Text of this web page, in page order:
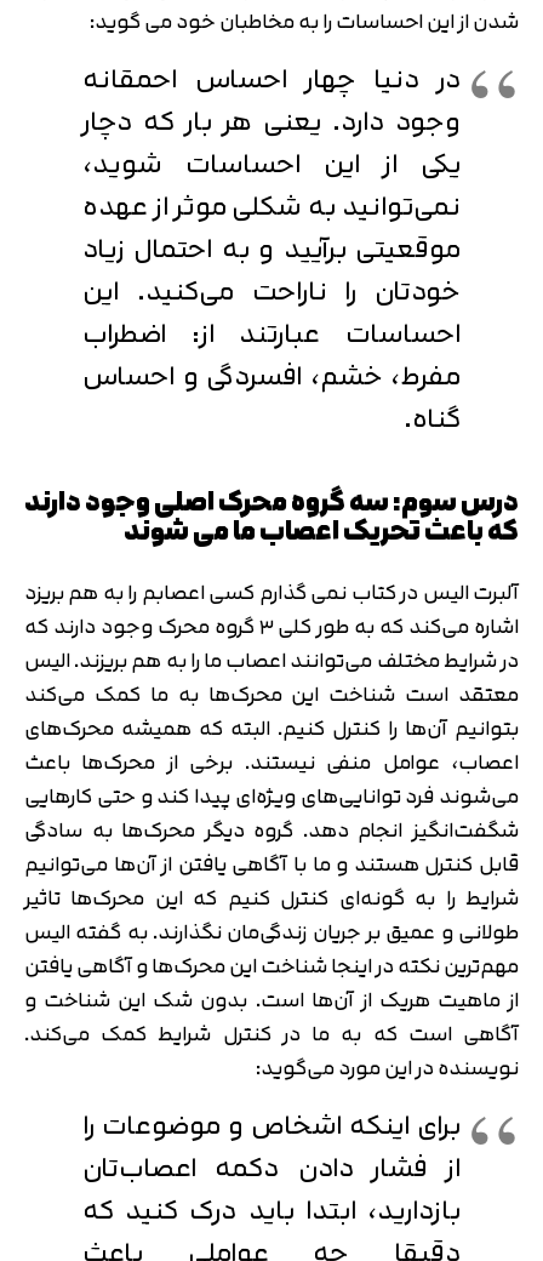
شدن از این احساسات را به مخاطبان خود می گوید:
در دنیا چهار احساس احمقانه
وجود دارد. یعنی هر بار که دچار
یکی از این احساسات شوید،
نمی‌توانید به شکلی موثر از عهده
موقعیتی برآیید و به احتمال زیاد
خودتان را ناراحت می‌کنید. این
احساسات عبارتند از: اضطراب
مفرط، خشم، افسردگی و احساس
گناه.
درس سوم: سه گروه محرک اصلی وجود دارند
که باعث تحریک اعصاب ما می شوند
آلبرت الیس در کتاب نمی گذارم کسی اعصابم را به هم بریزد
اشاره می‌کند که به طور کلی ۳ گروه محرک وجود دارند که
در شرایط مختلف می‌توانند اعصاب ما را به هم بریزند. الیس
معتقد است شناخت این محرک‌ها به ما کمک می‌کند
بتوانیم آن‌ها را کنترل کنیم. البته که همیشه محرک‌های
اعصاب، عوامل منفی نیستند. برخی از محرک‌ها باعث
می‌شوند فرد توانایی‌های ویژه‌ای پیدا کند و حتی کارهایی
شگفت‌انگیز انجام دهد. گروه دیگر محرک‌ها به سادگی
قابل کنترل هستند و ما با آگاهی یافتن از آن‌ها می‌توانیم
شرایط را به گونه‌ای کنترل کنیم که این محرک‌ها تاثیر
طولانی و عمیق بر جریان زندگی‌مان نگذارند. به گفته الیس
مهم‌ترین نکته در اینجا شناخت این محرک‌ها و آگاهی یافتن
از ماهیت هریک از آن‌ها است. بدون شک این شناخت و
آگاهی است که به ما در کنترل شرایط کمک می‌کند.
نویسنده در این مورد می‌گوید:
برای اینکه اشخاص و موضوعات را
از فشار دادن دکمه اعصاب‌تان
بازدارید، ابتدا باید درک کنید که
تایید کد
کد ارسال شده را وارد کنید
اصلاح شماره
تایید کد
دریافت مجدد کد: 00:59